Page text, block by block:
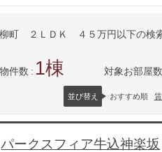
町 ２ＬＤＫ ４５万円以下の検
件数 1 対象お部屋数
並び替え おすすめ順
パークスフィア牛込神楽坂